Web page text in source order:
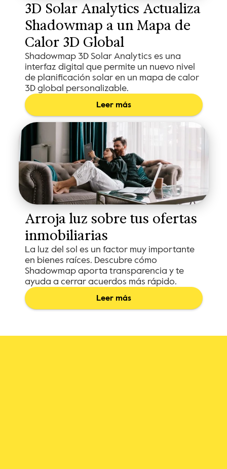
3D Solar Analytics Actualiza
Shadowmap a un Mapa de
Calor 3D Global
Shadowmap 3D Solar Analytics es una
interfaz digital que permite un nuevo nivel
de planificación solar en un mapa de calor
3D global personalizable.
Leer más
Arroja luz sobre tus ofertas
inmobiliarias
La luz del sol es un factor muy importante
en bienes raíces. Descubre cómo
Shadowmap aporta transparencia y te
ayuda a cerrar acuerdos más rápido.
Leer más